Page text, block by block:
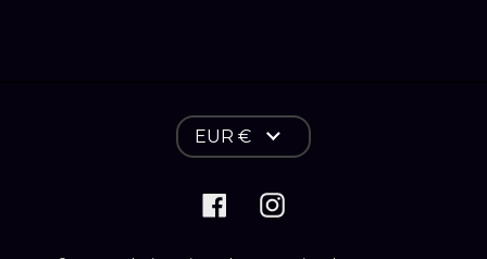
W
ä
EUR €
FacebookInstagram